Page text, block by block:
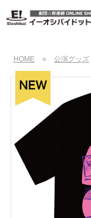
HOME » 公演グッズ